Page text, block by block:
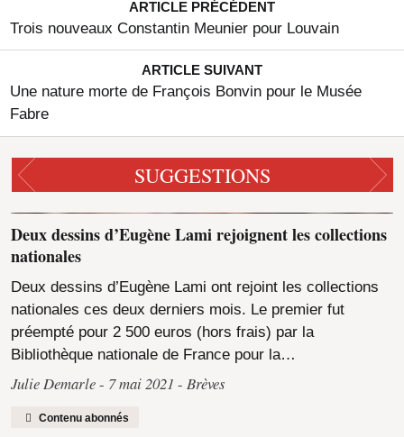
Voir l´image dans sa page
Quelque temps plus tard, l’apparition d’une nouvelle
assiette (ill. 2) du service particulier de l’Empereur créait
à nouveau la surprise, d’autant que son thème en faisait
au Louvre garni de prises de guerre, peinte à Sèvres par
le peintre Jean-Claude Rumeau ! Préemptée chez
Drouot Estimations le vendredi 4 novembre, celle-ci…
ARTICLE PRÉCÉDENT
Trois nouveaux Constantin Meunier pour Louvain
ARTICLE SUIVANT
Une nature morte de François Bonvin pour le Musée
Fabre
SUGGESTIONS
Deux dessins d’Eugène Lami rejoignent les collections
nationales
Deux dessins d’Eugène Lami ont rejoint les collections
nationales ces deux derniers mois. Le premier fut
préempté pour 2 500 euros (hors frais) par la
Bibliothèque nationale de France pour la…
Julie Demarle 7 mai 2021 Brèves
Contenu abonnés